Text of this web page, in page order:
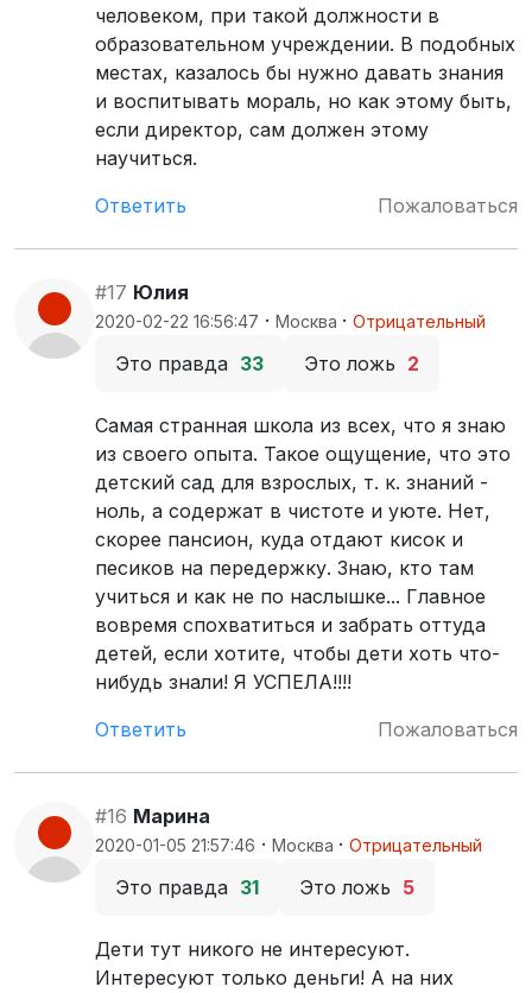
человеком, при такой должности в
образовательном учреждении. В подобных
местах, казалось бы нужно давать знания
и воспитывать мораль, но как этому быть,
если директор, сам должен этому
научиться.
Ответить
Пожаловаться
#17 Юлия
2020-02-22 16:56:47 · Москва · Отрицательный
Это правда 33 Это ложь 2
Самая странная школа из всех, что я знаю
из своего опыта. Такое ощущение, что это
детский сад для взрослых, т. к. знаний -
ноль, а содержат в чистоте и уюте. Нет,
скорее пансион, куда отдают кисок и
песиков на передержку. Знаю, кто там
учиться и как не по наслышке... Главное
вовремя спохватиться и забрать оттуда
детей, если хотите, чтобы дети хоть что-
нибудь знали! Я УСПЕЛА!!!!
Ответить
Пожаловаться
#16 Марина
2020-01-05 21:57:46 · Москва · Отрицательный
Это правда 31 Это ложь 5
Дети тут никого не интересуют.
Интересуют только деньги! А на них